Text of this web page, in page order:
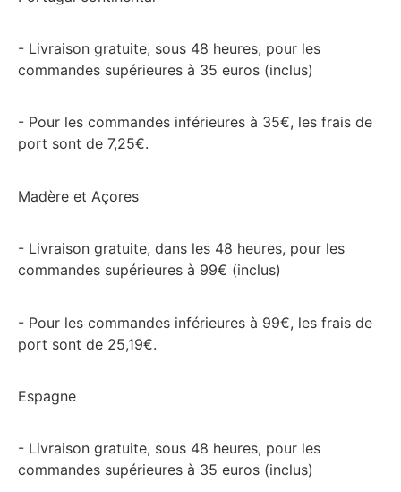
- Livraison gratuite, sous 48 heures, pour les
commandes supérieures à 35 euros (inclus)
- Pour les commandes inférieures à 35€, les frais de
port sont de 7,25€.
Madère et Açores
- Livraison gratuite, dans les 48 heures, pour les
commandes supérieures à 99€ (inclus)
- Pour les commandes inférieures à 99€, les frais de
port sont de 25,19€.
Espagne
- Livraison gratuite, sous 48 heures, pour les
commandes supérieures à 35 euros (inclus)